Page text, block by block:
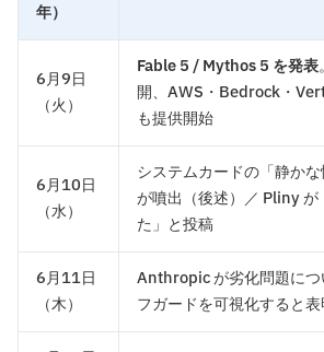
年）
6月9日
（火）
Fable 5 / Mythos 5 を発表
開、AWS・Bedrock・
も提供開始
6月10日
（水）
システムカードの「静か
が噴出（後述）／ Pliny が
た」と投稿
6月11日
（木）
Anthropic が劣化問題につ
フガードを可視化すると表